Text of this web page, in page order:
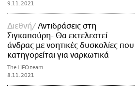
9.11.2021
Διεθνή
Αντιδράσεις στη
Σιγκαπούρη- Θα εκτελεστεί
άνδρας με νοητικές δυσκολίες που
κατηγορείται για ναρκωτικά
The LiFO team
8.11.2021